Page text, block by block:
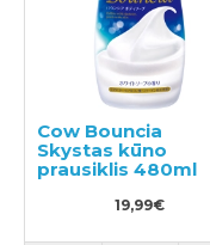
Cow Bouncia
Skystas kūno
prausiklis 480ml
19,99€